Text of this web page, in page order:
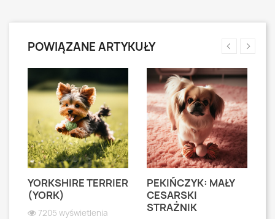
POWIĄZANE ARTYKUŁY
YORKSHIRE TERRIER
(YORK)
7205 wyświetlenia
PEKIŃCZYK: MAŁY
CESARSKI
STRAŻNIK